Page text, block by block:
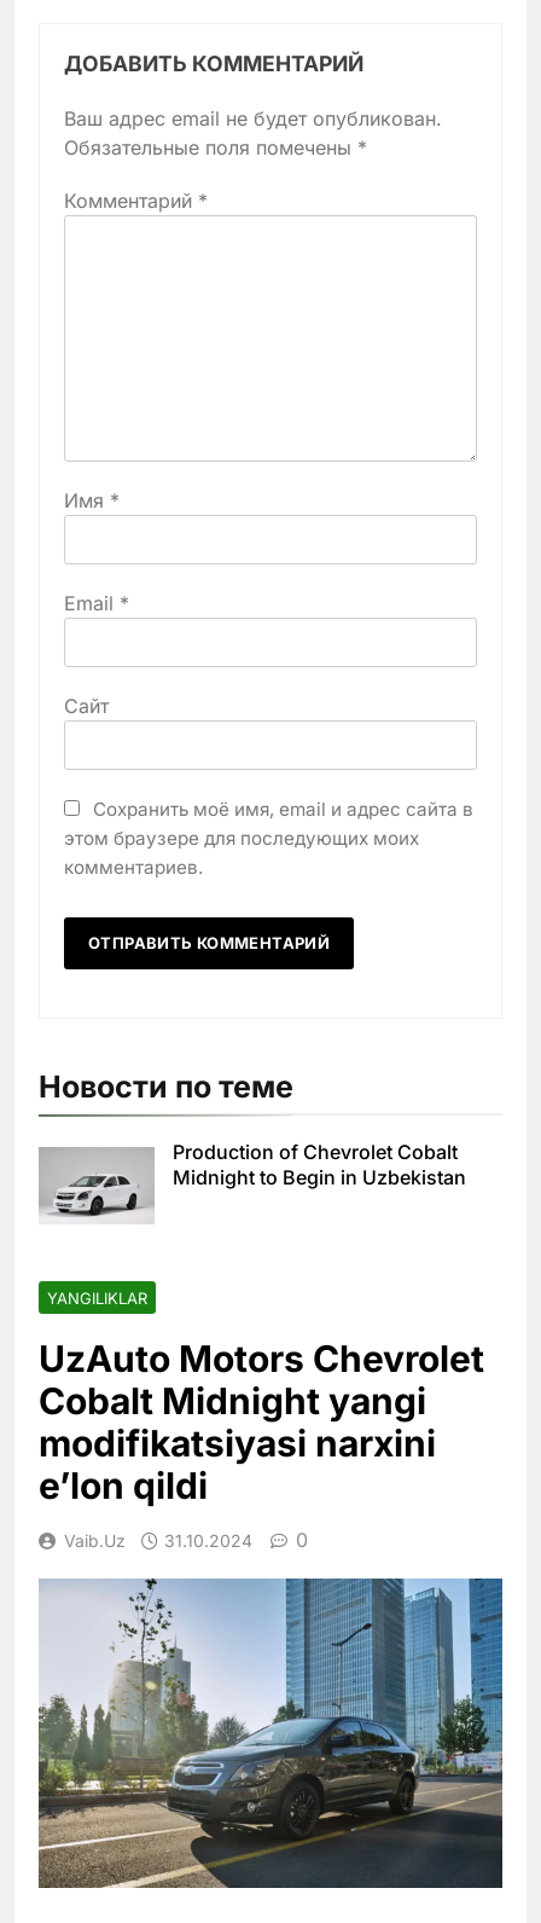
ДОБАВИТЬ КОММЕНТАРИЙ
Ваш адрес email не будет опубликован.
Обязательные поля помечены *
Комментарий *
Имя *
Email *
Сайт
Сохранить моё имя, email и адрес сайта в
этом браузере для последующих моих
комментариев.
Новости по теме
Production of Chevrolet Cobalt
Midnight to Begin in Uzbekistan
YANGILIKLAR
UzAuto Motors Chevrolet
Cobalt Midnight yangi
modifikatsiyasi narxini
e’lon qildi
Vaib.uz 31.10.2024 0